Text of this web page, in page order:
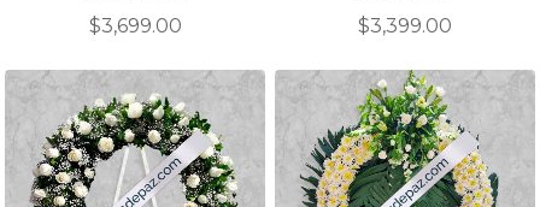
$3,699.00 $3,399.00